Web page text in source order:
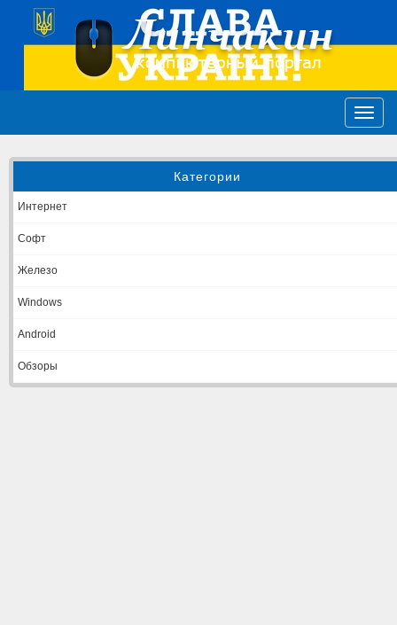
Категории
Интернет
Софт
Железо
Windows
Android
Обзоры